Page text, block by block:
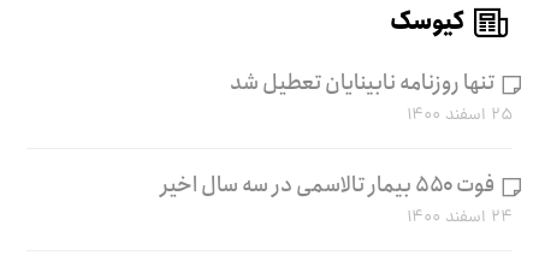
کیوسک
تنها روزنامه نابینایان تعطیل شد
۲۵ اسفند ۱۴۰۰
فوت ۵۵۰ بیمار تالاسمی در سه سال اخیر
۲۴ اسفند ۱۴۰۰